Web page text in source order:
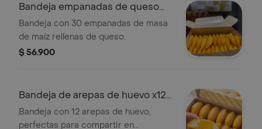
Bandeja empanadas de queso
x30 unidades
Bandeja con 30 empanadas de masa
de maíz rellenas de queso.
$ 56.900
Bandeja de arepas de huevo x12
unidades
Bandeja con 12 arepas de huevo,
perfectas para compartir en